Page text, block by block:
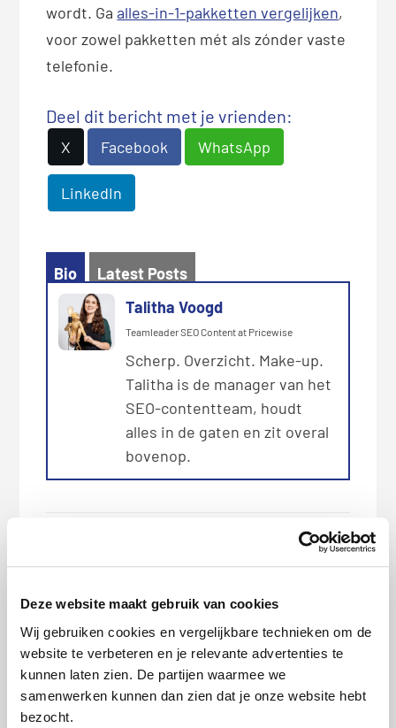
Deze website maakt gebruik van cookies
Wij gebruiken cookies en vergelijkbare technieken om de
website te verbeteren en je relevante advertenties te
kunnen laten zien. De partijen waarmee we
samenwerken kunnen dan zien dat je onze website hebt
bezocht.
wordt. Gaalles-in-1-pakketten vergelijken,
voor zowel pakketten mét als zónder vaste
telefonie.
Deel dit bericht met je vrienden:
X Facebook WhatsApp
LinkedIn
Bio
Latest Posts
Talitha Voogd
Teamleader SEO Contentat Pricewise
Scherp. Overzicht. Make-up.
Talitha is de manager van het
SEO-contentteam, houdt
alles in de gaten en zit overal
bovenop.
e
e
s
I
n
t
Deze artikelen kunnen we je
aanraden: